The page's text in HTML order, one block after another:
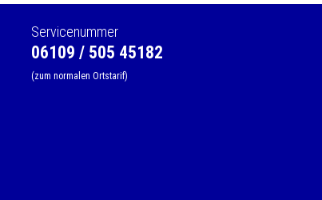
Servicenummer
06109 / 505 45182
(zum normalen Ortstarif)